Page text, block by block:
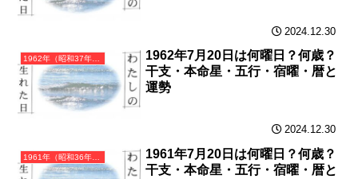
2024.12.30
1962年（昭和37年）壬寅（みずのえとら）・寅年（とら年）カレンダー（月曜はじまり）
1962年7月20日は何曜日？何歳？
干支・本命星・五行・宿曜・暦と
運勢
2024.12.30
1961年（昭和36年）辛丑（かのとうし）・丑年（うし年）カレンダー（月曜はじまり）
1961年7月20日は何曜日？何歳？
干支・本命星・五行・宿曜・暦と